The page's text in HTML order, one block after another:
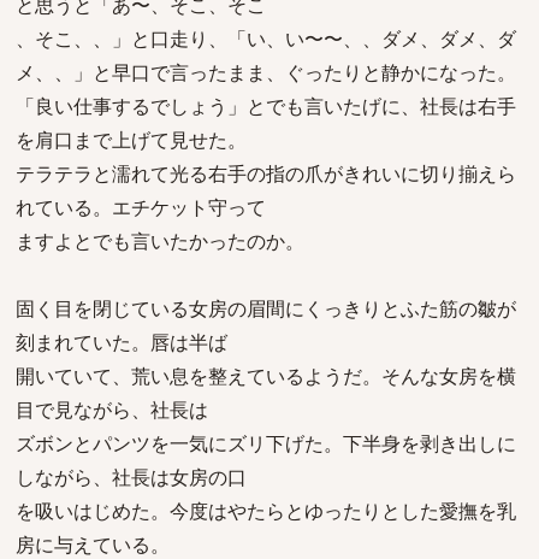
、そこ、、」と口走り、「い、い〜〜、、ダメ、ダメ、ダ
メ、、」と早口で言ったまま、ぐったりと静かになった。
「良い仕事するでしょう」とでも言いたげに、社長は右手
を肩口まで上げて見せた。
テラテラと濡れて光る右手の指の爪がきれいに切り揃えら
れている。エチケット守って
ますよとでも言いたかったのか。
固く目を閉じている女房の眉間にくっきりとふた筋の皺が
刻まれていた。唇は半ば
開いていて、荒い息を整えているようだ。そんな女房を横
目で見ながら、社長は
ズボンとパンツを一気にズリ下げた。下半身を剥き出しに
しながら、社長は女房の口
を吸いはじめた。今度はやたらとゆったりとした愛撫を乳
房に与えている。